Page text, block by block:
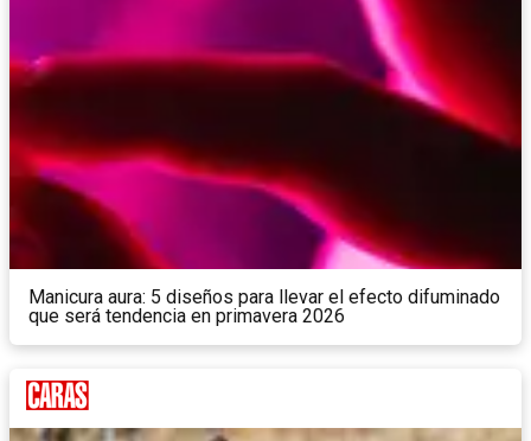
Manicura aura: 5 diseños para llevar el efecto difuminado
que será tendencia en primavera 2026